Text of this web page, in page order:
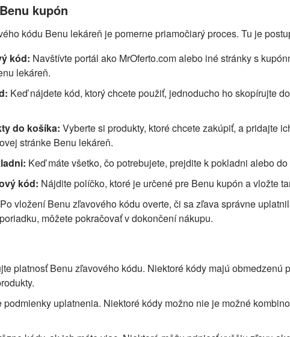
kupón
kódu Benu lekáreň je pomerne priamočiarý proces. Tu je
kód: Navštívte portál ako MrOferto.com alebo iné stránky s
lekáreň.
Keď nájdete kód, ktorý chcete použiť, jednoducho ho skopírujte
do košíka:Vyberte si produkty, ktoré chcete zakúpiť, a pridajte
stránke Benu lekáreň.
Keď máte všetko, čo potrebujete, prejdite k pokladni alebo
kód: Nájdite políčko, ktoré je určené pre Benu kupón a vložte
Po vložení Benu zľavového kódu overte, či sa zľava správne
môžete pokračovať v dokončení nákupu.
platnosť Benu zľavového kódu. Niektoré kódy majú obmedzenú
podmienky uplatnenia. Niektoré kódy možno nie je možné